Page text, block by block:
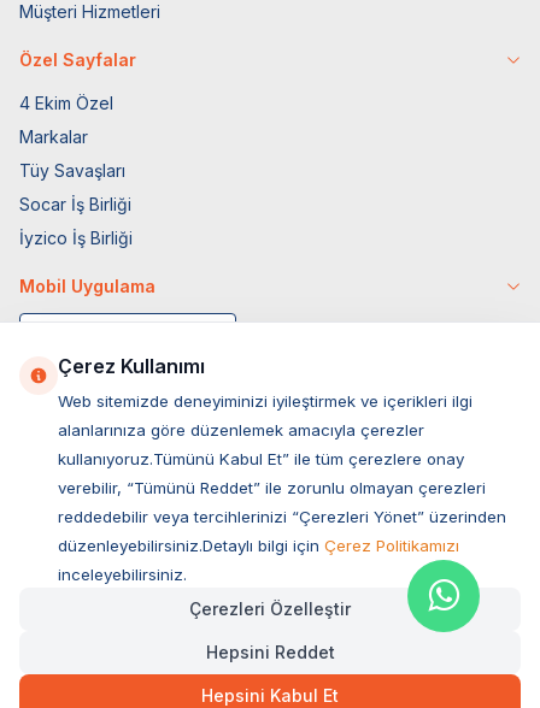
Müşteri Hizmetleri
Özel Sayfalar
4 Ekim Özel
Markalar
Tüy Savaşları
Socar İş Birliği
İyzico İş Birliği
Mobil Uygulama
Müşteri Hizmetleri
Sıkça Sorulan Sorular
Ovacık Mah. Hacıoğlu Sok. No:13 Başiskele / KOCAELİ
Çerez Kullanımı
Web sitemizde deneyiminizi iyileştirmek ve içerikleri ilgi
alanlarınıza göre düzenlemek amacıyla çerezler
kullanıyoruz.Tümünü Kabul Et” ile tüm çerezlere onay
verebilir, “Tümünü Reddet” ile zorunlu olmayan çerezleri
reddedebilir veya tercihlerinizi “Çerezleri Yönet” üzerinden
düzenleyebilirsiniz.Detaylı bilgi için Çerez Politikamızı
inceleyebilirsiniz.
Çerezleri Özelleştir
Hepsini Reddet
Hepsini Kabul Et